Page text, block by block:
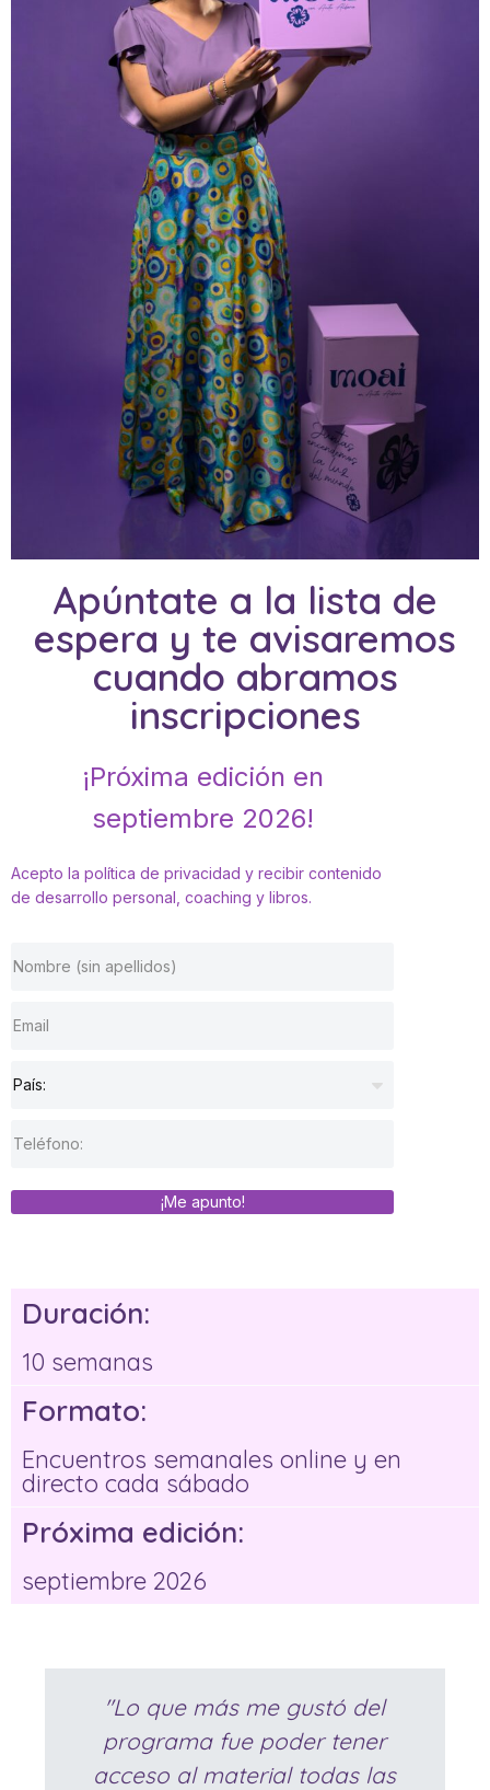
Apúntate a la lista de
espera y te avisaremos
cuando abramos
inscripciones
¡Próxima edición en
septiembre 2026!
Acepto la política de privacidad y recibir contenido
de desarrollo personal, coaching y libros.
¡Me apunto!
Duración:
10 semanas
Formato:
Encuentros semanales online y en
directo cada sábado
Próxima edición:
septiembre 2026
"Lo que más me gustó del
programa fue poder tener
acceso al material todas las